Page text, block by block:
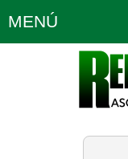
MENÚ
Política